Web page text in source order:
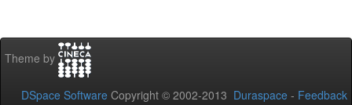
Theme by
DSpace Software Copyright © 2002-2013 Duraspace - Feedback